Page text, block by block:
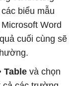
biểu mẫu
Word
cuối cùng sẽ
Table và chọn